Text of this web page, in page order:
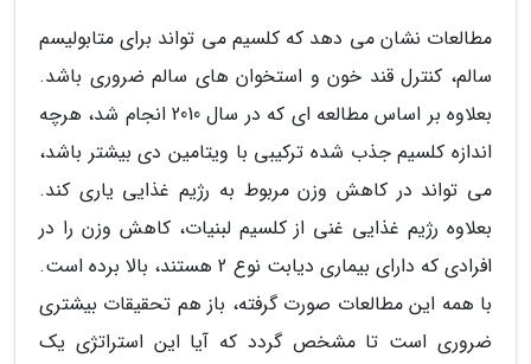
مطالعات نشان می دهد که کلسیم می تواند برای متابولیسم
سالم، کنترل قند خون و استخوان های سالم ضروری باشد.
بعلاوه بر اساس مطالعه ای که در سال 2010 انجام شد، هرچه
اندازه کلسیم جذب شده ترکیبی با ویتامین دی بیشتر باشد،
می تواند در کاهش وزن مربوط به رژیم غذایی یاری کند.
بعلاوه رژیم غذایی غنی از کلسیم لبنیات، کاهش وزن را در
افرادی که دارای بیماری دیابت نوع 2 هستند، بالا برده است.
با همه این مطالعات صورت گرفته، باز هم تحقیقات بیشتری
ضروری است تا مشخص گردد که آیا این استراتژی یک